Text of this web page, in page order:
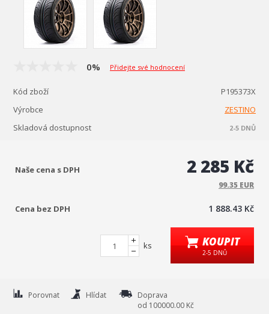
0% Přidejte své hodnocení
Kód zboží
P195373X
Výrobce
ZESTINO
Skladová dostupnost
2-5 DNŮ
Naše cena s DPH 2 285 Kč
99.35 EUR
Cena bez DPH 1 888.43 Kč
ks KOUPIT
2-5 DNŮ
Porovnat Hlídat
Doprava
od 100000.00 Kč